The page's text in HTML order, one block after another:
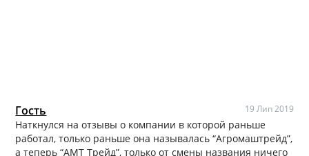
Гость 19 Лип 2019
Наткнулся на отзывы о компании в которой раньше
работал, только раньше она называлась “Агромаштрейд”,
а теперь “АМТ Трейд”, только от смены названия ничего